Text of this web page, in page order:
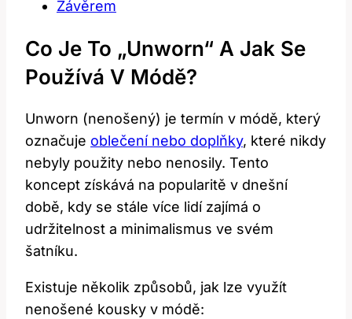
Závěrem
Co Je To „Unworn“ A Jak Se
Používá V Módě?
Unworn (nenošený) je termín v módě, který
označuje oblečení nebo doplňky, které nikdy
nebyly použity nebo nenosily. Tento
koncept získává na popularitě v dnešní
době, kdy se stále více lidí zajímá o
udržitelnost a minimalismus ve svém
šatníku.
Existuje několik způsobů, jak lze využít
nenošené kousky v módě: